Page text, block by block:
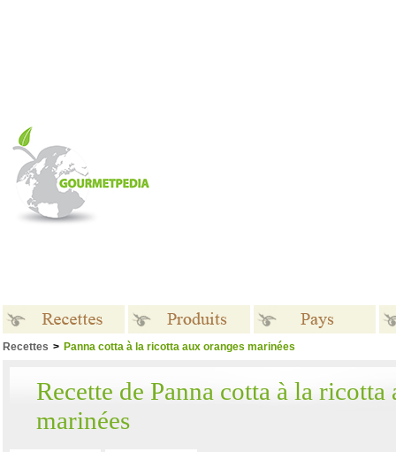
Recettes > Panna cotta à la ricotta aux oranges marinées
Recette de Panna cotta à la ricotta
marinées